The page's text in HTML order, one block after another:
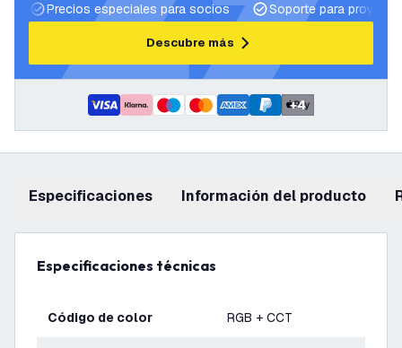
Precios especiales para socios
Soporte para
Descubre más
+4
Especificaciones información del producto
Especificaciones técnicas
Código de color RGB + CCT